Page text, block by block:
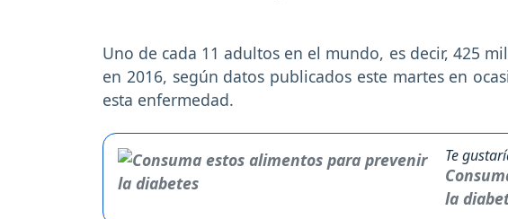
Uno de cada 11 adultos en el mundo, es decir, 425
en 2016, según datos publicados este martes en
esta enfermedad.
Te
la